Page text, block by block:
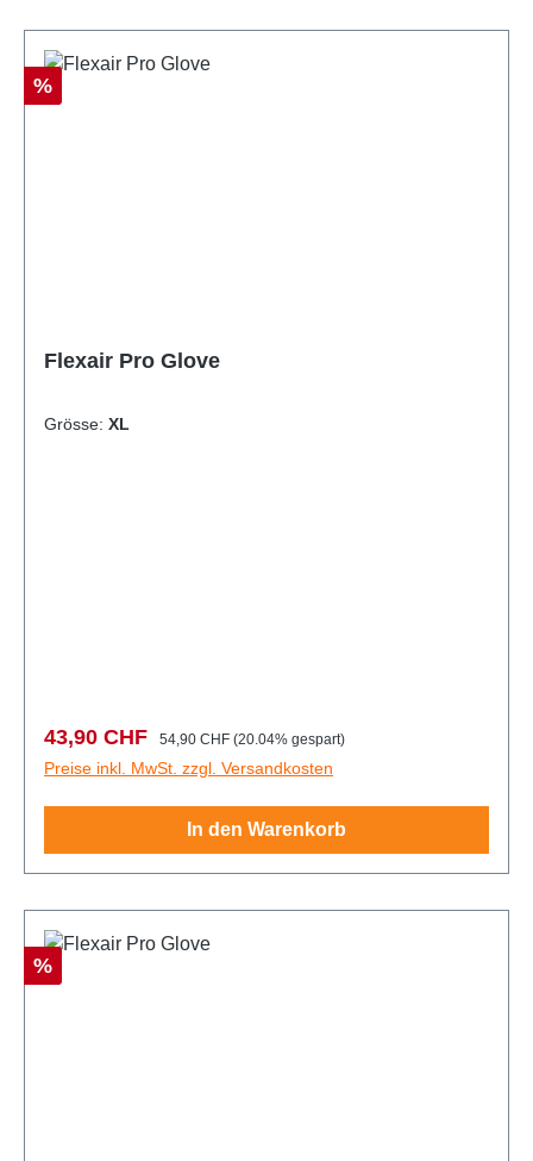
Rabatt
%
Flexair Pro Glove
Grösse: XL
Verkaufspreis:
43,90 CHF Regulärer Preis:
54,90 CHF (20.04% gespart)
Preise inkl. MwSt. zzgl. Versandkosten
In den Warenkorb
Rabatt
%